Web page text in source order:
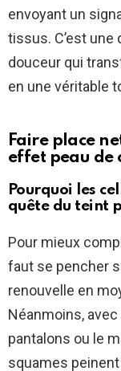
envoyant un
tissus. C’est une
douceur qui
en une véritable
Faire place
effet peau de
Pourquoi les
quête du teint
Pour mieux
faut se pencher
renouvelle en
Néanmoins,
pantalons ou le
squames